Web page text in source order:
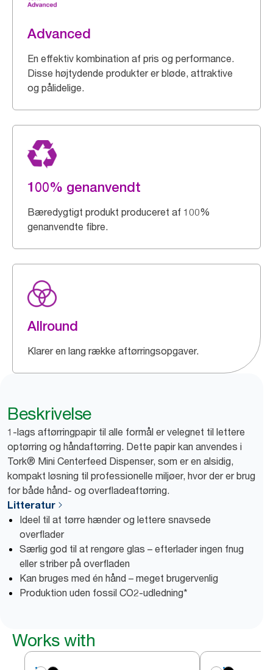
Advanced
En effektiv kombination af pris og performance.
Disse højtydende produkter er bløde, attraktive
og pålidelige.
100% genanvendt
Bæredygtigt produkt produceret af 100%
genanvendte fibre.
Allround
Klarer en lang række aftørringsopgaver.
Beskrivelse
1-lags aftørringpapir til alle formål er velegnet til lettere
optørring og håndaftørring. Dette papir kan anvendes i
Tork® Mini Centerfeed Dispenser, som er en alsidig,
kompakt løsning til professionelle miljøer, hvor der er brug
for både hånd- og overfladeaftørring.
Litteratur
Ideel til at tørre hænder og lettere snavsede
overflader
Særlig god til at rengøre glas – efterlader ingen fnug
eller striber på overfladen
Kan bruges med én hånd – meget brugervenlig
Produktion uden fossil CO2-udledning*
Works with